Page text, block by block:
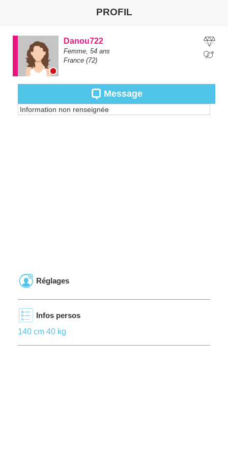
PROFIL
Danou722
Femme, 54 ans
France (72)
Message
Information non renseignée
Réglages
Infos persos
140 cm 40 kg